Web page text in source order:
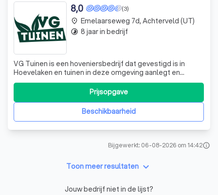
(3)
8,0
VG Tuinen is een hoveniersbedrijf dat gevestigd is in
Hoevelaken en tuinen in deze omgeving aanlegt en
onderhoudt. Neem gerust contact met ons op om te
vragen naar de mogelijkheden.
Beschikbaarheid
Prijsopgave
place Emelaarseweg 7d, Achterveld (UT)
timelapse 8 jaar in bedrijf
Bijgewerkt: 06-08-2026 om 14:42info
Toon meer resultaten keyboard_arrow_down
Jouw bedrijf niet in de lijst?